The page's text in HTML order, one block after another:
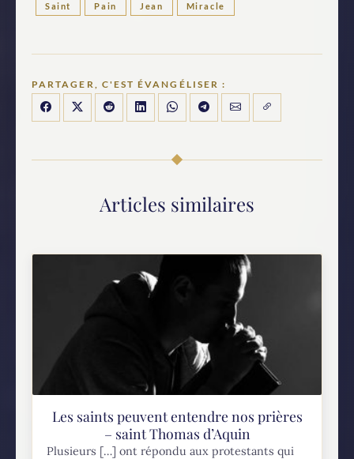
Saint Pain Jean Miracle
PARTAGER, C'EST ÉVANGÉLISER :
Articles similaires
Les saints peuvent entendre nos prières
– saint Thomas d’Aquin
Plusieurs […] ont répondu aux protestants qui